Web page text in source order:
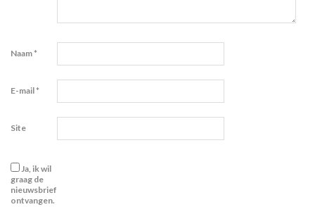
Naam*
E-mail*
Site
Ja, ik wil
graag de
nieuwsbrief
ontvangen.